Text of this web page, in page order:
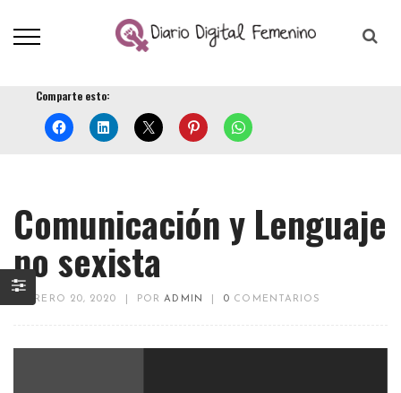
Comparte esto:
Comunicación y Lenguaje
no sexista
FEBRERO 20, 2020 PORADMIN 0 COMENTARIOS